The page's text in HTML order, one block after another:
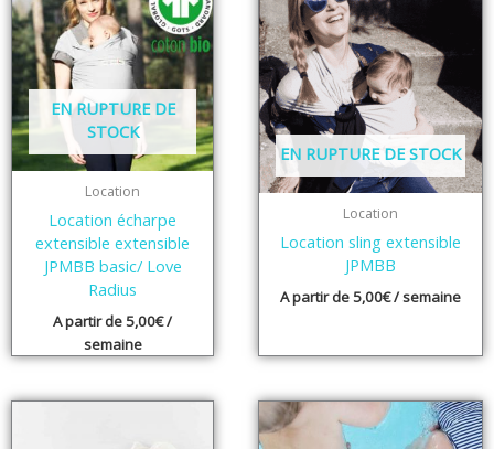
EN RUPTURE DE
STOCK
Location
Location écharpe
extensible extensible
JPMBB basic/ Love
Radius
A partir de5,00€/
semaine
EN RUPTURE DE STOCK
Location
Location sling extensible
JPMBB
A partir de5,00€/ semaine